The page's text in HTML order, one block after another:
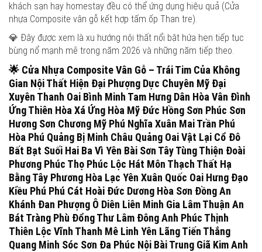
khách sạn hay homestay đều có thể ứng dụng hiệu quả (Cửa
nhựa Composite vân gỗ kết hợp tấm ốp Than tre).
💎 Đây được xem là xu hướng nội thất nổi bật hứa hẹn tiếp tục
bùng nổ mạnh mẽ trong năm 2026 và những năm tiếp theo.
🌟 Cửa Nhựa Composite Vân Gỗ – Trái Tim Của Không
Gian Nội Thất Hiện Đại Phượng Dực Chuyên Mỹ Đại
Xuyên Thanh Oai Bình Minh Tam Hưng Dân Hòa Vân Đình
Ứng Thiên Hòa Xá Ứng Hòa Mỹ Đức Hồng Sơn Phúc Sơn
Hương Sơn Chương Mỹ Phú Nghĩa Xuân Mai Trần Phú
Hòa Phú Quảng Bị Minh Châu Quảng Oai Vật Lại Cổ Đô
Bất Bạt Suối Hai Ba Vì Yên Bài Sơn Tây Tùng Thiện Đoài
Phương Phúc Thọ Phúc Lộc Hát Môn Thạch Thất Hạ
Bằng Tây Phương Hòa Lạc Yên Xuân Quốc Oai Hưng Đạo
Kiều Phú Phú Cát Hoài Đức Dương Hòa Sơn Đồng An
Khánh Đan Phượng Ô Diên Liên Minh Gia Lâm Thuận An
Bát Tràng Phù Đổng Thư Lâm Đông Anh Phúc Thịnh
Thiên Lộc Vĩnh Thanh Mê Linh Yên Lãng Tiến Thắng
Quang Minh Sóc Sơn Đa Phúc Nội Bài Trung Giã Kim Anh